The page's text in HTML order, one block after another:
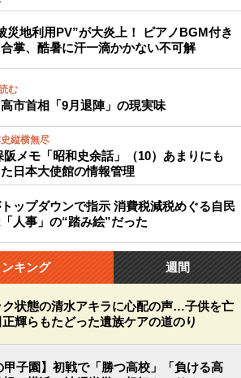
災地利用PV”が大炎上！ ピアノBGM付き
掌、酷暑に汗一滴かかない不可解
む
市首相「9月退陣」の現実味
縦横無尽
阪メモ「昭和史余話」（10）あまりにも
日本大使館の情報管理
ップダウンで指示 消費税減税めぐる自民
人事」の“踏み絵”だった
キング 週間
ク状態の清水アキラに心配の声…子供を亡
正輝らもたどった遺族ケアの道のり
甲子園】初戦で「勝つ高校」「負ける高